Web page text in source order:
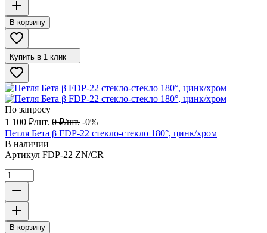
В корзину
Купить в 1 клик
По запросу
1 100 ₽/шт. 0 ₽/шт. -0%
Петля Бета β FDP-22 стекло-стекло 180°, цинк/хром
В наличии
Артикул FDP-22 ZN/CR
В корзину